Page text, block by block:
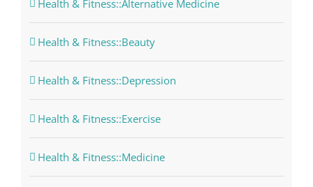
Health & Fitness::Alternative Medicine
Health & Fitness::Beauty
Health & Fitness::Depression
Health & Fitness::Exercise
Health & Fitness::Medicine